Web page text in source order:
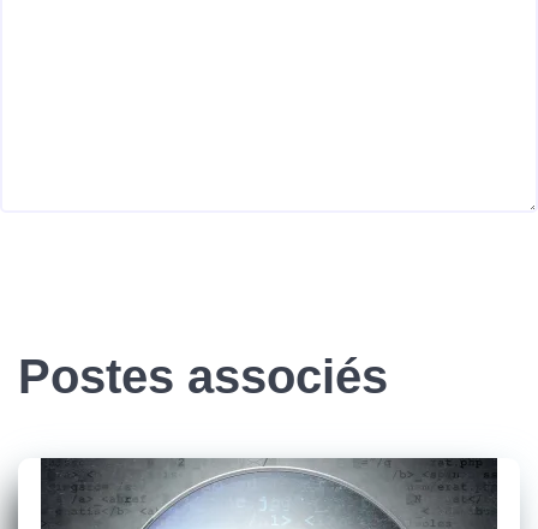
Postes associés